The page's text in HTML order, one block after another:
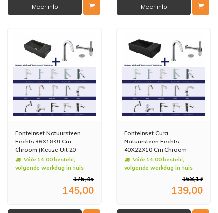
Meer info Meer info
Fonteinset Natuursteen
Rechts 36X18X9 Cm
Chroom (Keuze Uit 20
Kranen)
Vóór 14:00 besteld,
volgende werkdag in huis
175,45
145,00
Fonteinset Cura
Natuursteen Rechts
40X22X10 Cm Chroom
(Keuze Uit 20 Kranen)
Vóór 14:00 besteld,
volgende werkdag in huis
168,19
139,00